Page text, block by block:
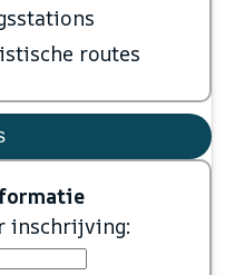
routes
inschrijving: